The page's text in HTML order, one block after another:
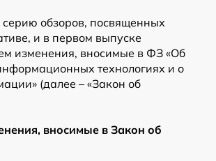
обзоров, посвященных
и в первом выпуске
изменения, вносимые в ФЗ «Об
технологиях и о
(далее – «Закон об
вносимые в Закон об